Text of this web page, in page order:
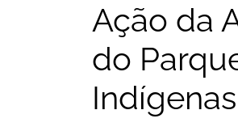
Ação da
do